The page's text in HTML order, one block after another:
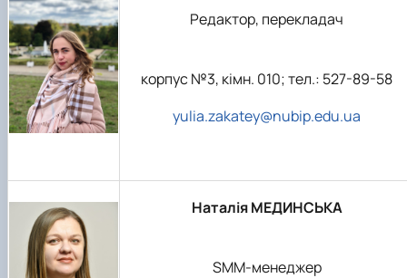
Редактор, перекладач
корпус №3, кімн. 010; тел.: 527-89-58
yulia.zakatey@nubip.edu.ua
Наталія МЕДИНСЬКА
SMM-менеджер